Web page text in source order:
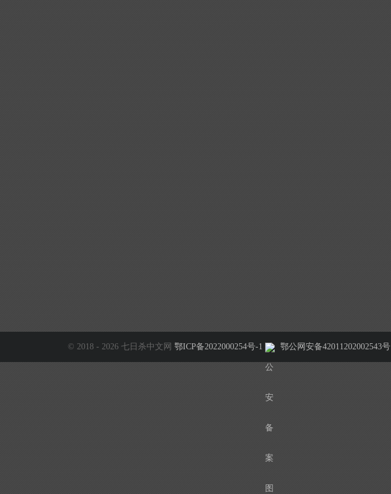
© 2018 - 2026 七日杀中文网 鄂ICP备2022000254号-1 鄂公网安备42011202002543号